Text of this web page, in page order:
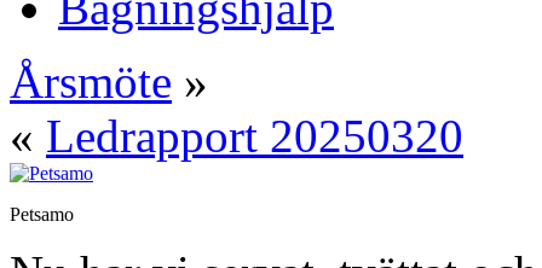
Årsmöte »
« Ledrapport 20250320
Petsamo